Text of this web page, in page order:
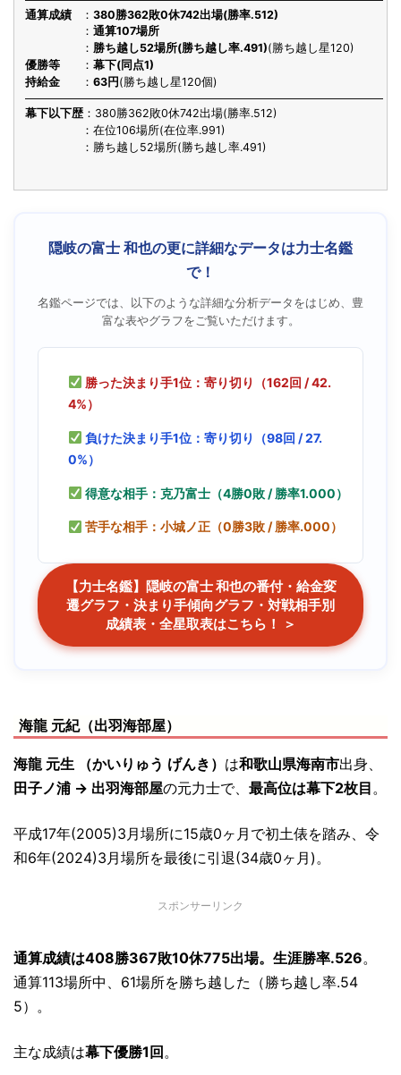
通算成績
380勝362敗0休742出場(勝率.512)
通算107場所
勝ち越し52場所(勝ち越し率.491)(勝ち越し星120)
優勝等
幕下(同点1)
持給金
63円(勝ち越し星120個)
幕下以下歴
380勝362敗0休742出場(勝率.512)
在位106場所(在位率.991)
勝ち越し52場所(勝ち越し率.491)
隠岐の富士 和也の更に詳細なデータは力士名鑑
で！
名鑑ページでは、以下のような詳細な分析データをはじめ、豊
富な表やグラフをご覧いただけます。
勝った決まり手1位：寄り切り（162回 / 42.
4%）
負けた決まり手1位：寄り切り（98回 / 27.
0%）
得意な相手：克乃富士（4勝0敗 / 勝率1.000）
苦手な相手：小城ノ正（0勝3敗 / 勝率.000）
【力士名鑑】隠岐の富士 和也の番付・給金変
遷グラフ・決まり手傾向グラフ・対戦相手別
成績表・全星取表はこちら！ ＞
海龍 元紀（出羽海部屋）
海龍 元生 （かいりゅう げんき） は和歌山県海南市出身、
田子ノ浦 → 出羽海部屋の元力士で、 最高位は幕下2枚目 。
平成17年(2005)3月場所に15歳0ヶ月で初土俵を踏み、令
和6年(2024)3月場所を最後に引退(34歳0ヶ月)。
スポンサーリンク
通算成績は408勝367敗10休775出場。生涯勝率.526。
通算113場所中、61場所を勝ち越した（勝ち越し率.54
5）。
主な成績は幕下優勝1回。